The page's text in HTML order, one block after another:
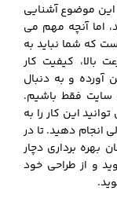
این موضوع آشنایی
اما آنچه مهم می
که شما نباید به
بالا، کیفیت کار
آورده و به دنبال
فقط باشیم.
این کار را به
انجام دهید. تا در
بهره برداری دچار
و از طراحی خود